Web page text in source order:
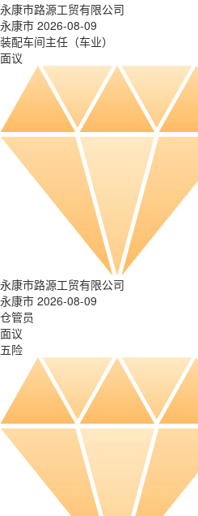
永康市路源工贸有限公司
永康市 2026-08-09
装配车间主任（车业）
面议
永康市路源工贸有限公司
永康市 2026-08-09
仓管员
面议
五险